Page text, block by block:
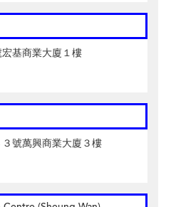
基商業大廈１樓
號萬興商業大廈３樓